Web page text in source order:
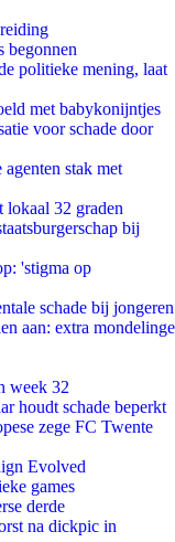
begonnen
politieke mening, laat
met babykonijntjes
voor schade door
stak met
lokaal 32 graden
bij
'stigma op
schade bij jongeren
aan: extra mondelinge
week 32
houdt schade beperkt
zege FC Twente
Evolved
games
derde
na dickpic in